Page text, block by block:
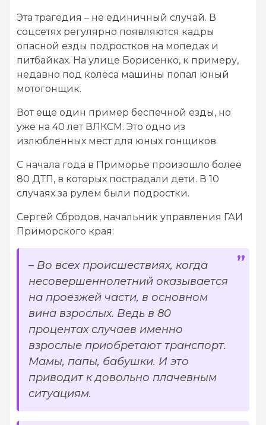
Эта трагедия – не единичный случай. В
соцсетях регулярно появляются кадры
опасной езды подростков на мопедах и
питбайках. На улице Борисенко, к примеру,
недавно под колёса машины попал юный
мотогонщик.
Вот еще один пример беспечной езды, но
уже на 40 лет ВЛКСМ. Это одно из
излюбленных мест для юных гонщиков.
С начала года в Приморье произошло более
80 ДТП, в которых пострадали дети. В 10
случаях за рулем были подростки.
Сергей Сбродов, начальник управления ГАИ
Приморского края:
– Во всех происшествиях, когда
несовершеннолетний оказывается
на проезжей части, в основном
вина взрослых. Ведь в 80
процентах случаев именно
взрослые приобретают транспорт.
Мамы, папы, бабушки. И это
приводит к довольно плачевным
ситуациям.